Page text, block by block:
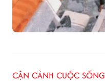
CẬN CẢNH CUỘC SỐNG